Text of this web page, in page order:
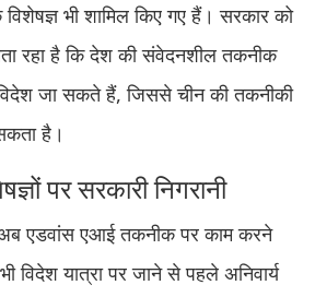
भी शामिल किए गए हैं। सरकार को
रहा है कि देश की संवेदनशील तकनीक
जा सकते हैं, जिससे चीन की तकनीकी
है।
पर सरकारी निगरानी
अब एडवांस एआई तकनीक पर काम करने
विदेश यात्रा पर जाने से पहले अनिवार्य